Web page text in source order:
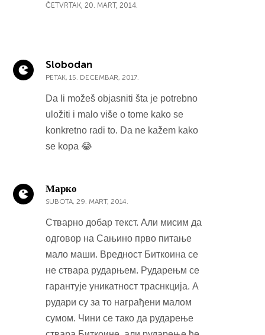
ČETVRTAK, 20. MART, 2014.
Slobodan
PETAK, 15. DECEMBAR, 2017.
Da li možeš objasniti šta je potrebno
uložiti i malo više o tome kako se
konkretno radi to. Da ne kažem kako
se kopa 😂
Марко
SUBOTA, 29. MART, 2014.
Стварно добар текст. Али мисим да
одговор на Сањино прво питање
мало маши. Вредност Биткоина се
не ствара рударњем. Рударењм се
гарантује уникатност траснкција. А
рудари су за то награђени малом
сумом. Чини се тако да рударење